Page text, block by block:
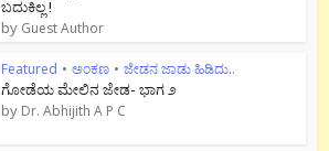
ಬದುಕಿಲ್ಲ !
by Guest Author
Featured • ಅಂಕಣ • ಜೇಡನ ಜಾಡು ಹಿಡಿದು..
ಗೋಡೆಯ ಮೇಲಿನ ಜೇಡ- ಭಾಗ ೨
by Dr. Abhijith A P C